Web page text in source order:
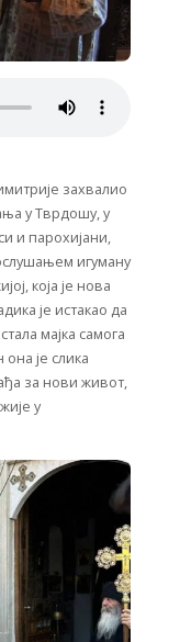
захвалио
у Тврдошу, у
и парохијани,
игуману
која је нова
је истакао да
мајка самога
је слика
за нови живот,
у